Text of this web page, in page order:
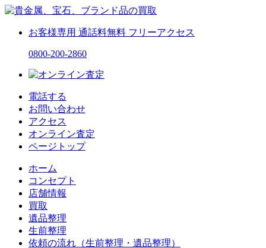
お客様専用 通話料無料 フリーアクセス
0800-200-2860
電話する
お問い合わせ
アクセス
オンライン査定
ページトップ
ホーム
コンセプト
店舗情報
買取
遺品整理
生前整理
依頼の流れ（生前整理・遺品整理）